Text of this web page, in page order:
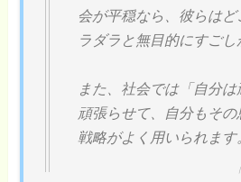
会が平穏なら、彼らは
ラダラと無目的にすごし
また、社会では「自分
頑張らせて、自分もそ
戦略がよく用いられます
「